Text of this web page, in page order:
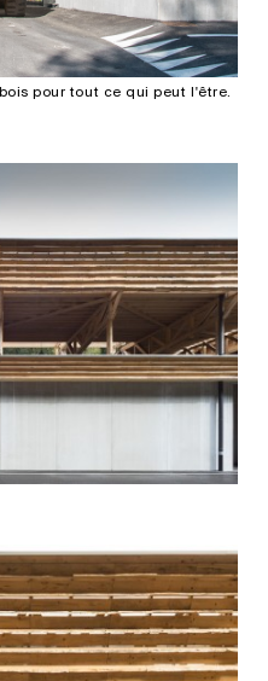
pour tout ce qui peut l'être.